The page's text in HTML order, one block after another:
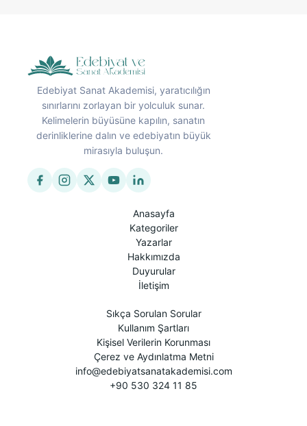
Edebiyat Sanat Akademisi, yaratıcılığın
sınırlarını zorlayan bir yolculuk sunar.
Kelimelerin büyüsüne kapılın, sanatın
derinliklerine dalın ve edebiyatın büyük
mirasıyla buluşun.
Anasayfa
Kategoriler
Yazarlar
Hakkımızda
Duyurular
İletişim
Sıkça Sorulan Sorular
Kullanım Şartları
Kişisel Verilerin Korunması
Çerez ve Aydınlatma Metni
info@edebiyatsanatakademisi.com
+90 530 324 11 85